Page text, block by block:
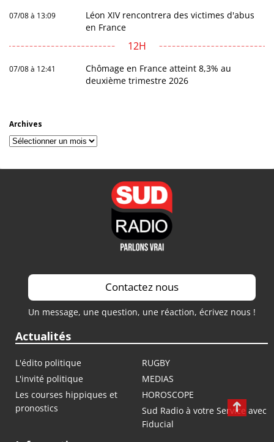
07/08 à 13:09
Léon XIV rencontrera des victimes d'abus
en France
12H
07/08 à 12:41
Chômage en France atteint 8,3% au
deuxième trimestre 2026
Archives
Archives
Contactez nous
Un message, une question, une réaction, écrivez nous !
Actualités
L'édito politique
RUGBY
L'invité politique
MEDIAS
Les courses hippiques et
pronostics
HOROSCOPE
Sud Radio à votre Service avec
Fiducial